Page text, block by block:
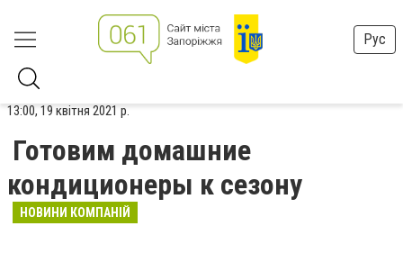
Рус
13:00, 19 квітня 2021 р.
Готовим домашние
кондиционеры к сезону
НОВИНИ КОМПАНІЙ